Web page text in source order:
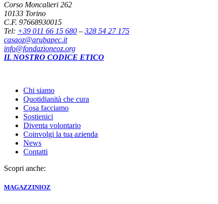
Corso Moncalieri 262
10133 Torino
C.F. 97668930015
Tel: +39 011 66 15 680 – 328 54 27 175
casaoz@arubapec.it
info@fondazioneoz.org
IL NOSTRO CODICE ETICO
Chi siamo
Quotidianità che cura
Cosa facciamo
Sostienici
Diventa volontario
Coinvolgi la tua azienda
News
Contatti
Scopri anche:
MAGAZZINIOZ